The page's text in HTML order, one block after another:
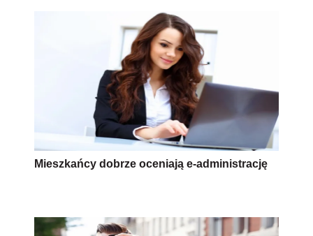
Mieszkańcy dobrze oceniają e-administrację